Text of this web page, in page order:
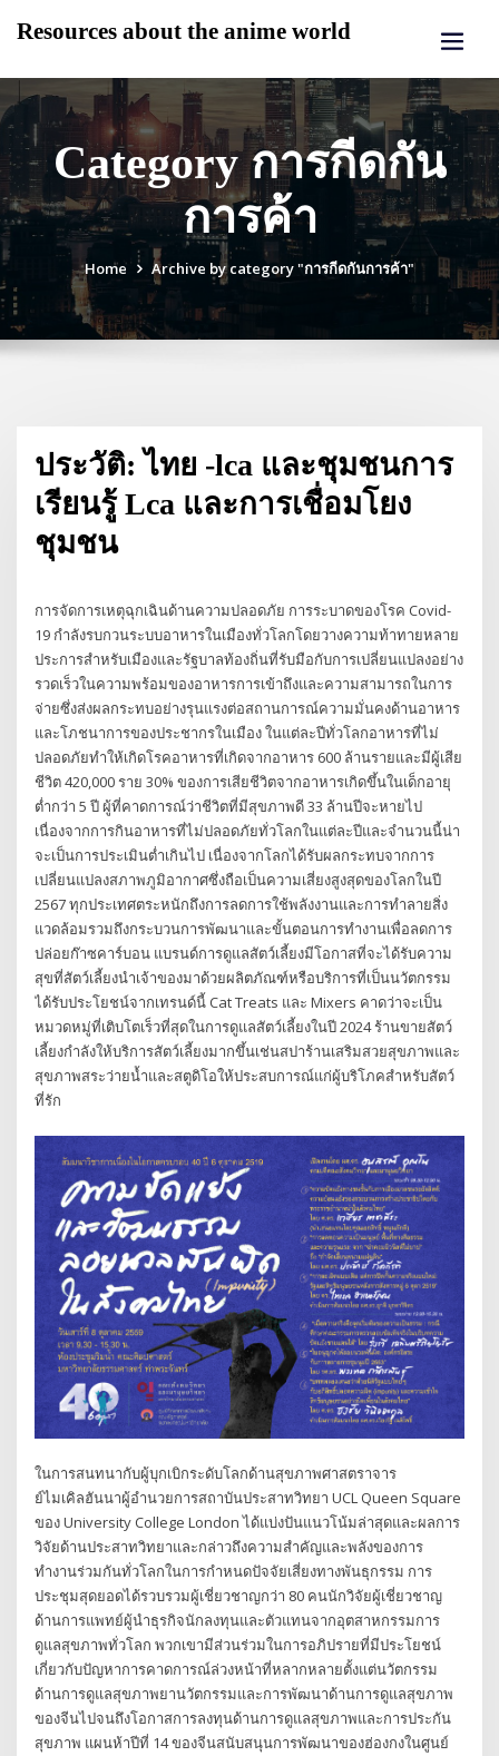
Resources about the anime world
Category การกีดกัน
การค้า
Home Archive by category "การกีดกันการค้า"
ประวัติ: ไทย -lca และชุมชนการ
เรียนรู้ Lca และการเชื่อมโยง
ชุมชน
การจัดการเหตุฉุกเฉินด้านความปลอดภัย การระบาดของโรค Covid-
19 กำลังรบกวนระบบอาหารในเมืองทั่วโลกโดยวางความท้าทายหลาย
ประการสำหรับเมืองและรัฐบาลท้องถิ่นที่รับมือกับการเปลี่ยนแปลงอย่าง
รวดเร็วในความพร้อมของอาหารการเข้าถึงและความสามารถในการ
จ่ายซึ่งส่งผลกระทบอย่างรุนแรงต่อสถานการณ์ความมั่นคงด้านอาหาร
และโภชนาการของประชากรในเมือง ในแต่ละปีทั่วโลกอาหารที่ไม่
ปลอดภัยทำให้เกิดโรคอาหารที่เกิดจากอาหาร 600 ล้านรายและมีผู้เสีย
ชีวิต 420,000 ราย 30% ของการเสียชีวิตจากอาหารเกิดขึ้นในเด็กอายุ
ต่ำกว่า 5 ปี ผู้ที่คาดการณ์ว่าชีวิตที่มีสุขภาพดี 33 ล้านปีจะหายไป
เนื่องจากการกินอาหารที่ไม่ปลอดภัยทั่วโลกในแต่ละปีและจำนวนนี้น่า
จะเป็นการประเมินต่ำเกินไป เนื่องจากโลกได้รับผลกระทบจากการ
เปลี่ยนแปลงสภาพภูมิอากาศซึ่งถือเป็นความเสี่ยงสูงสุดของโลกในปี
2567 ทุกประเทศตระหนักถึงการลดการใช้พลังงานและการทำลายสิ่ง
แวดล้อมรวมถึงกระบวนการพัฒนาและขั้นตอนการทำงานเพื่อลดการ
ปล่อยก๊าซคาร์บอน แบรนด์การดูแลสัตว์เลี้ยงมีโอกาสที่จะได้รับความ
สุขที่สัตว์เลี้ยงนำเจ้าของมาด้วยผลิตภัณฑ์หรือบริการที่เป็นนวัตกรรม
ได้รับประโยชน์จากเทรนด์นี้ Cat Treats และ Mixers คาดว่าจะเป็น
หมวดหมู่ที่เติบโตเร็วที่สุดในการดูแลสัตว์เลี้ยงในปี 2024 ร้านขายสัตว์
เลี้ยงกำลังให้บริการสัตว์เลี้ยงมากขึ้นเช่นสปาร้านเสริมสวยสุขภาพและ
สุขภาพสระว่ายน้ำและสตูดิโอให้ประสบการณ์แก่ผู้บริโภคสำหรับสัตว์
ที่รัก
ในการสนทนากับผู้บุกเบิกระดับโลกด้านสุขภาพศาสตราจาร
ย์ไมเคิลฮันนาผู้อำนวยการสถาบันประสาทวิทยา UCL Queen Square
ของ University College London ได้แบ่งปันแนวโน้มล่าสุดและผลการ
วิจัยด้านประสาทวิทยาและกล่าวถึงความสำคัญและพลังของการ
ทำงานร่วมกันทั่วโลกในการกำหนดปัจจัยเสี่ยงทางพันธุกรรม การ
ประชุมสุดยอดได้รวบรวมผู้เชี่ยวชาญกว่า 80 คนนักวิจัยผู้เชี่ยวชาญ
ด้านการแพทย์ผู้นำธุรกิจนักลงทุนและตัวแทนจากอุตสาหกรรมการ
ดูแลสุขภาพทั่วโลก พวกเขามีส่วนร่วมในการอภิปรายที่มีประโยชน์
เกี่ยวกับปัญหาการคาดการณ์ล่วงหน้าที่หลากหลายตั้งแต่นวัตกรรม
ด้านการดูแลสุขภาพยานวัตกรรมและการพัฒนาด้านการดูแลสุขภาพ
ของจีนไปจนถึงโอกาสการลงทุนด้านการดูแลสุขภาพและการประกัน
สุขภาพ แผนห้าปีที่ 14 ของจีนสนับสนุนการพัฒนาของฮ่องกงในศูนย์